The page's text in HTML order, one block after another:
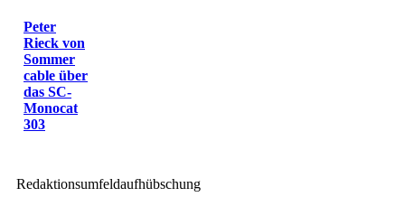
Peter
Rieck von
Sommer
cable über
das SC-
Monocat
303
Redaktionsumfeldaufhübschung